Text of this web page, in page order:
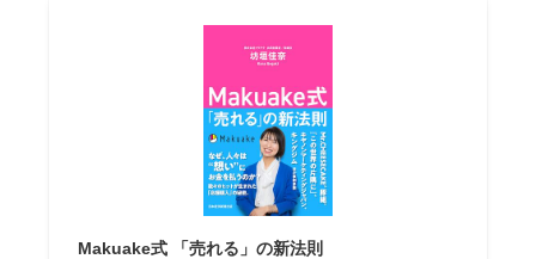
Makuake式 「売れる」の新法則